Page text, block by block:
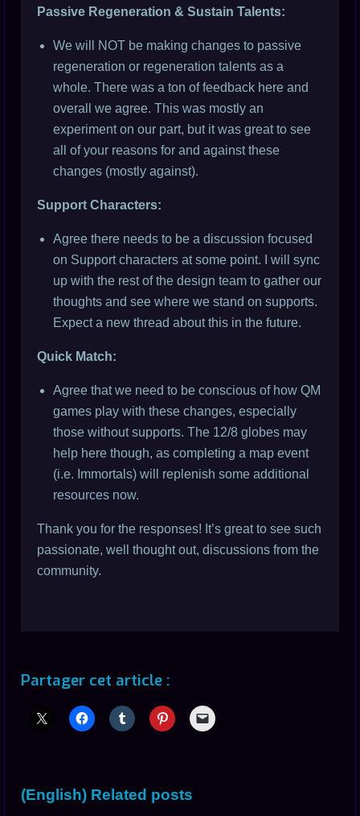
Passive Regeneration & Sustain Talents:
We will NOT be making changes to passive
regeneration or regeneration talents as a
whole. There was a ton of feedback here and
overall we agree. This was mostly an
experiment on our part, but it was great to see
all of your reasons for and against these
changes (mostly against).
Support Characters:
Agree there needs to be a discussion focused
on Support characters at some point. I will sync
up with the rest of the design team to gather our
thoughts and see where we stand on supports.
Expect a new thread about this in the future.
Quick Match:
Agree that we need to be conscious of how QM
games play with these changes, especially
those without supports. The 12/8 globes may
help here though, as completing a map event
(i.e. Immortals) will replenish some additional
resources now.
Thank you for the responses! It’s great to see such
passionate, well thought out, discussions from the
community.
Partager cet article :
(English) Related posts